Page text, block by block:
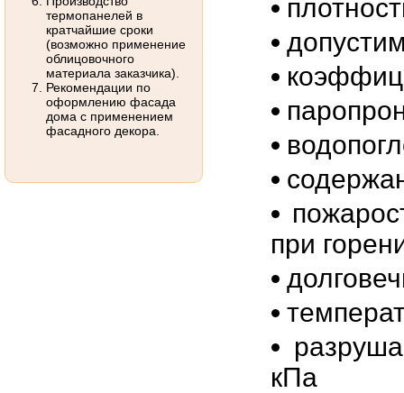
при
кПа
термопанелей в
кратчайшие сроки
(возможно применение
облицовочного
материала заказчика).
Рекомендации по
оформлению фасада
дома с применением
фасадного декора.